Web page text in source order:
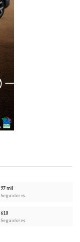
97 mil
Seguidores
618
Seguidores